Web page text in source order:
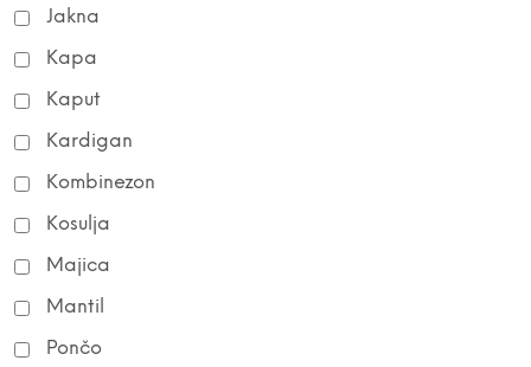
Jakna
Kapa
Kaput
Kardigan
Kombinezon
Kosulja
Majica
Mantil
Pončo